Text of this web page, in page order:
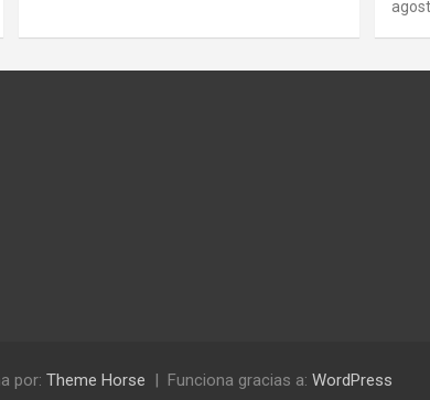
por: Theme Horse Funciona gracias a: WordPress